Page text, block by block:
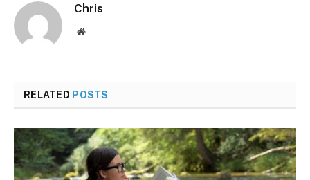
Chris
Website
RELATED POSTS